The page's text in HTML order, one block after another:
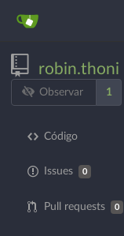
robin.thoni
Observar 1
Código
Issues 0
Pull requests 0